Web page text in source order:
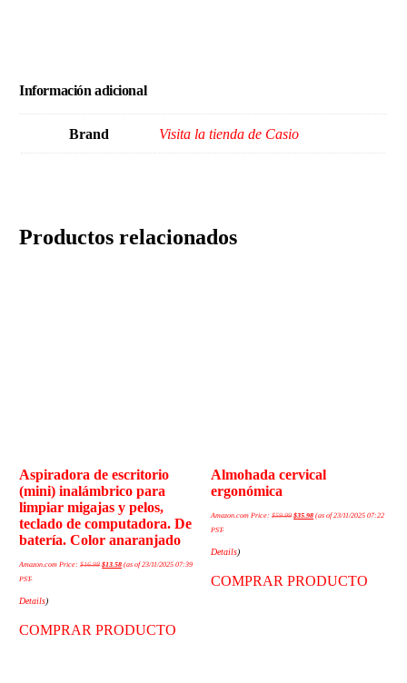
Información adicional
Brand Visita la tienda de Casio
Productos relacionados
Aspiradora de escritorio
(mini) inalámbrico para
limpiar migajas y pelos,
teclado de computadora. De
batería. Color anaranjado
Amazon.com Price:$16.98 $13.58 (as of 23/11/2025 07:39
PST-
Details)
COMPRAR PRODUCTO
Almohada cervical
ergonómica
Amazon.com Price:$59.99 $35.98 (as of 23/11/2025 07:22
PST-
Details)
COMPRAR PRODUCTO